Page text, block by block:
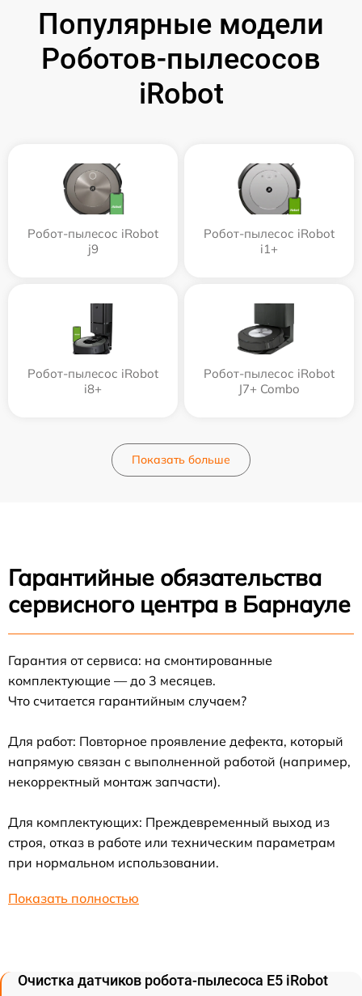
Популярные модели
Роботов-пылесосов
iRobot
Робот-пылесос iRobot
j9
Робот-пылесос iRobot
i1+
Робот-пылесос iRobot
i8+
Робот-пылесос iRobot
J7+ Combo
Показать больше
Гарантийные обязательства
сервисного центра в Барнауле
Гарантия от сервиса: на смонтированные
комплектующие — до 3 месяцев.
Что считается гарантийным случаем?
Для работ: Повторное проявление дефекта, который
напрямую связан с выполненной работой (например,
некорректный монтаж запчасти).
Для комплектующих: Преждевременный выход из
строя, отказ в работе или техническим параметрам
при нормальном использовании.
Показать полностью
Очистка датчиков робота-пылесоса E5 iRobot